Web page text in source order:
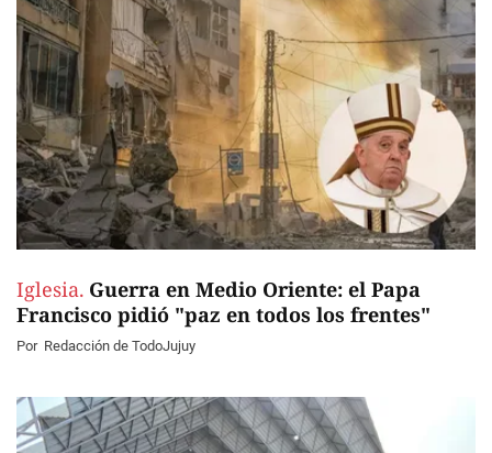
Iglesia. Guerra en Medio Oriente: el Papa
Francisco pidió "paz en todos los frentes"
Por Redacción de TodoJujuy